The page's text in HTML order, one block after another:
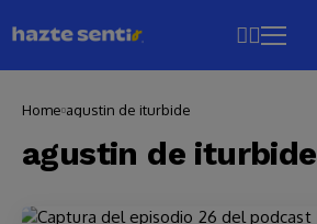
Home agustin de iturbide
agustin de iturbide